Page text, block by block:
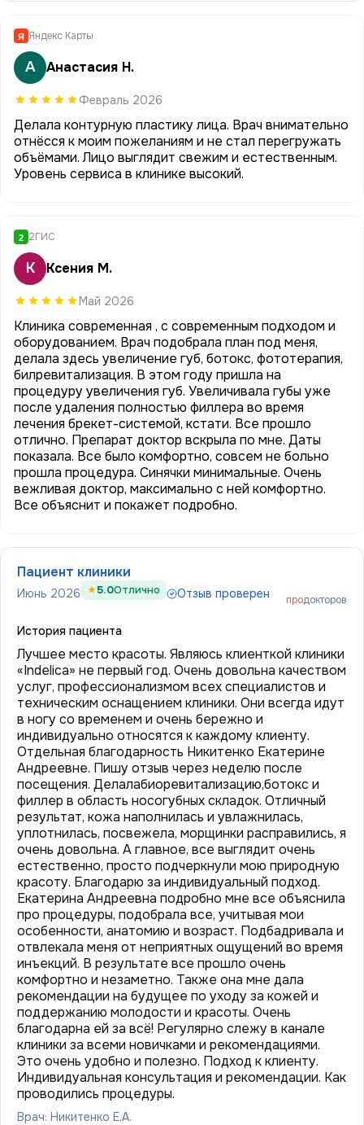
Я Яндекс Карты
А Анастасия Н.
Февраль 2026
Делала контурную пластику лица. Врач внимательно
отнёсся к моим пожеланиям и не стал перегружать
объёмами. Лицо выглядит свежим и естественным.
Уровень сервиса в клинике высокий.
2 2ГИС
К Ксения М.
Май 2026
Клиника современная , с современным подходом и
оборудованием. Врач подобрала план под меня,
делала здесь увеличение губ, ботокс, фототерапия,
билревитализация. В этом году пришла на
процедуру увеличения губ. Увеличивала губы уже
после удаления полностью филлера во время
лечения брекет-системой, кстати. Все прошло
отлично. Препарат доктор вскрыла по мне. Даты
показала. Все было комфортно, совсем не больно
прошла процедура. Синячки минимальные. Очень
вежливая доктор, максимально с ней комфортно.
Все объяснит и покажет подробно.
Пациент клиники
Июнь 2026 5.0Отлично Отзыв проверен продокторов
История пациента
Лучшее место красоты. Являюсь клиенткой клиники
«Indelica» не первый год. Очень довольна качеством
услуг, профессионализмом всех специалистов и
техническим оснащением клиники. Они всегда идут
в ногу со временем и очень бережно и
индивидуально относятся к каждому клиенту.
Отдельная благодарность Никитенко Екатерине
Андреевне. Пишу отзыв через неделю после
посещения. Делалабиоревитализацию,ботокс и
филлер в область носогубных складок. Отличный
результат, кожа наполнилась и увлажнилась,
уплотнилась, посвежела, морщинки расправились, я
очень довольна. А главное, все выглядит очень
естественно, просто подчеркнули мою природную
красоту. Благодарю за индивидуальный подход.
Екатерина Андреевна подробно мне все объяснила
про процедуры, подобрала все, учитывая мои
особенности, анатомию и возраст. Подбадривала и
отвлекала меня от неприятных ощущений во время
инъекций. В результате все прошло очень
комфортно и незаметно. Также она мне дала
рекомендации на будущее по уходу за кожей и
поддержанию молодости и красоты. Очень
благодарна ей за всё! Регулярно слежу в канале
клиники за всеми новичками и рекомендациями.
Это очень удобно и полезно. Подход к клиенту.
Индивидуальная консультация и рекомендации. Как
проводились процедуры.
Врач: Никитенко Е.А.